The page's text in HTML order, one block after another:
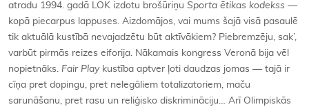
atradu 1994. gadā LOK izdotu brošūriņu Sporta ētikas kodekss —
kopā piecarpus lappuses. Aizdomājos, vai mums šajā visā pasaulē
tik aktuālā kustībā nevajadzētu būt aktīvākiem? Piebremzēju, sak’,
varbūt pirmās reizes eiforija. Nākamais kongress Veronā bija vēl
nopietnāks. Fair Playkustība aptver ļoti daudzas jomas — tajā ir
cīņa pret dopingu, pret nelegāliem totalizatoriem, maču
sarunāšanu, pret rasu un reliģisko diskrimināciju… Arī Olimpiskās